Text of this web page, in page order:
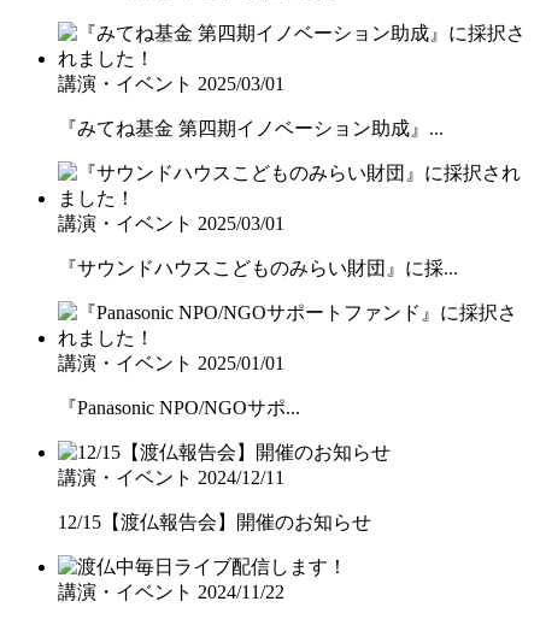
講演・イベント 2025/03/01
『みてね基金 第四期イノベーション助成』...
講演・イベント 2025/03/01
『サウンドハウスこどものみらい財団』に採...
講演・イベント 2025/01/01
『Panasonic NPO/NGOサポ...
講演・イベント 2024/12/11
12/15【渡仏報告会】開催のお知らせ
講演・イベント 2024/11/22